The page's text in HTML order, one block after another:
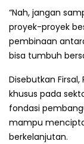
“Nah, jangan
proyek-proyek
pembinaan
bisa tumbuh
Disebutkan
khusus pada
fondasi
mampu
berkelanjutan.